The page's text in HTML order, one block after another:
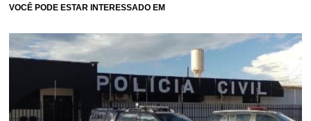
VOCÊ PODE ESTAR INTERESSADO EM